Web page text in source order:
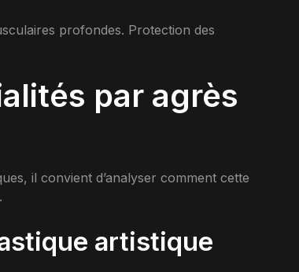
profondes. Protection des
par agrès
il convient d’analyser comment cette
.
artistique